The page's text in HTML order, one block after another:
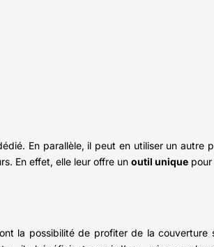
En parallèle, il peut en utiliser un autre
En effet, elle leur offre un outil unique
la possibilité de profiter de la couverture